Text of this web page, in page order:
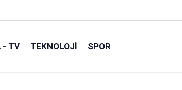
- TV TEKNOLOJI SPOR